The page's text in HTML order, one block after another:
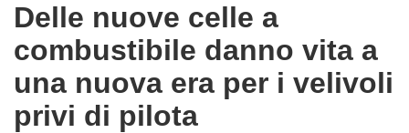
the
following
languages:
Delle nuove celle a
combustibile danno vita a
una nuova era per i velivoli
privi di pilota